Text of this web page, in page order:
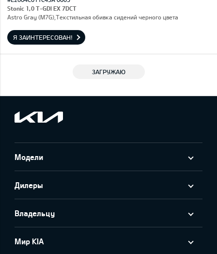
Stonic 1,0 T-GDI EX 7DCT
Astro Gray (M7G),Текстильная обивка сидений черного цвета
Я ЗАИНТЕРЕСОВАН!
ЗАГРУЖАЮ
Модели
Дилеры
Владельцу
Мир KIA